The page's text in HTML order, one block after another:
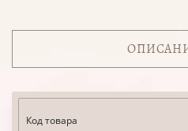
Код товара